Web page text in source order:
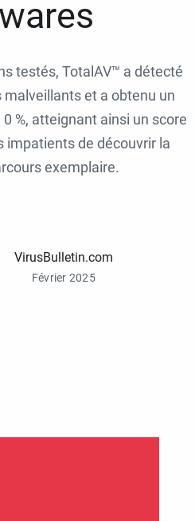
testés, TotalAV™ a détecté
malveillants et a obtenu un
%, atteignant ainsi un score
impatients de découvrir la
exemplaire.
VirusBulletin.com
Février 2025